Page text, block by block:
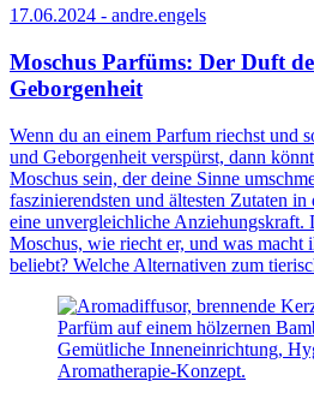
17.06.2024 - andre.engels
Moschus Parfüms: Der Duft
Geborgenheit
Wenn du an einem Parfum riechst und
und Geborgenheit verspürst, dann
Moschus sein, der deine Sinne
faszinierendsten und ältesten Zutaten
eine unvergleichliche Anziehungskraft.
Moschus, wie riecht er, und was macht
beliebt? Welche Alternativen zum